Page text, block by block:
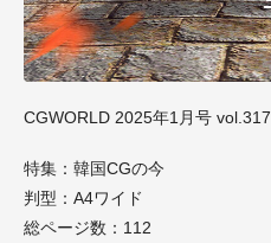
CGWORLD 2025年1月号 vol.317
特集：韓国CGの今
判型：A4ワイド
総ページ数：112